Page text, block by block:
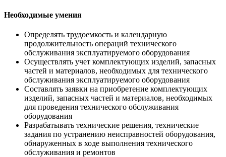
Необходимые умения
Определять трудоемкость и календарную
продолжительность операций технического
обслуживания эксплуатируемого оборудования
Осуществлять учет комплектующих изделий, запасных
частей и материалов, необходимых для технического
обслуживания эксплуатируемого оборудования
Составлять заявки на приобретение комплектующих
изделий, запасных частей и материалов, необходимых
для проведения технического обслуживания
оборудования
Разрабатывать технические решения, технические
задания по устранению неисправностей оборудования,
обнаруженных в ходе выполнения технического
обслуживания и ремонтов